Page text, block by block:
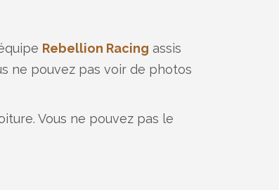
Rebellion Racing assis
ne pouvez pas voir de photos
Vous ne pouvez pas le